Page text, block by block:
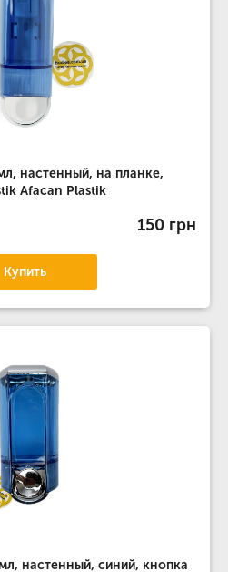
настенный, на планке,
Afacan Plastik
150 грн
Купить
настенный, синий, кнопка